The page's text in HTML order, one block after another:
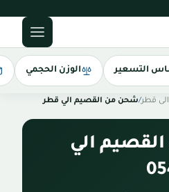
التسعير الوزن الحجمي
قطر/شحن من القصيم الي قطر
الي